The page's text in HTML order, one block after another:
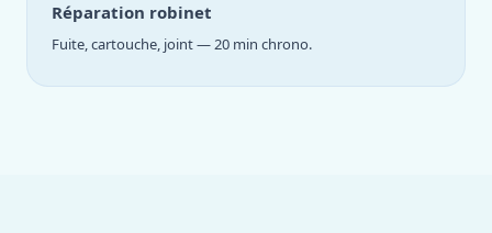
Réparation robinet
Fuite, cartouche, joint — 20 min chrono.